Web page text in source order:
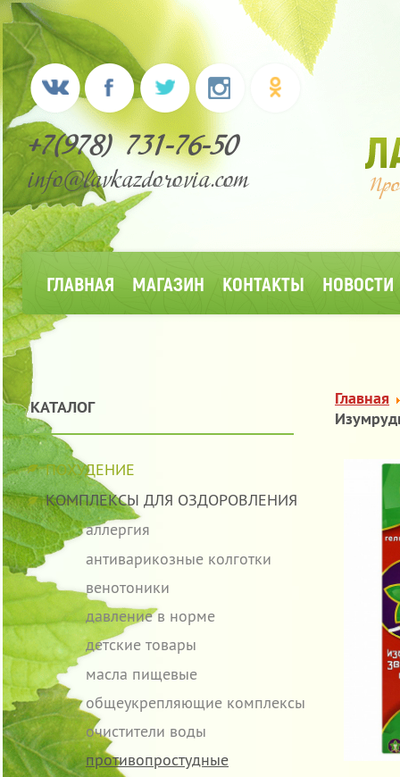
+7(978) 731-76-50
info@lavkazdorovia.com
ГЛАВНАЯ МАГАЗИН КОНТАКТЫ НОВОСТИ
КАТАЛОГ
ПОХУДЕНИЕ
КОМПЛЕКСЫ ДЛЯ ОЗДОРОВЛЕНИЯ
аллергия
антиварикозные колготки
венотоники
давление в норме
детские товары
масла пищевые
общеукрепляющие комплексы
очистители воды
противопростудные
Главная